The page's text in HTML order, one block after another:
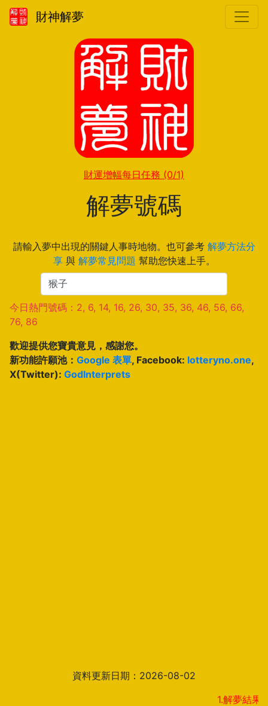
財神解夢
財運增幅每日任務 (0/1)
解夢號碼
請輸入夢中出現的關鍵人事時地物。也可參考 解夢方法分
享與 解夢常見問題 幫助您快速上手。
今日熱門號碼：2, 6, 14, 16, 26, 30, 35, 36, 46, 56, 66,
76, 86
歡迎提供您寶貴意見，感謝您。
新功能許願池： Google 表單, Facebook: lotteryno.one,
X(Twitter): GodInterprets
資料更新日期：2026-08-02
1.解夢結果頁新增見